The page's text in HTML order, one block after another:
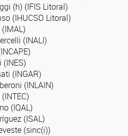
(h) (IFIS Litoral)
(IHUCSO Litoral)
(INALI)
(INGAR)
(INLAIN)
(IQAL)
(ISAL)
(sinc(i))